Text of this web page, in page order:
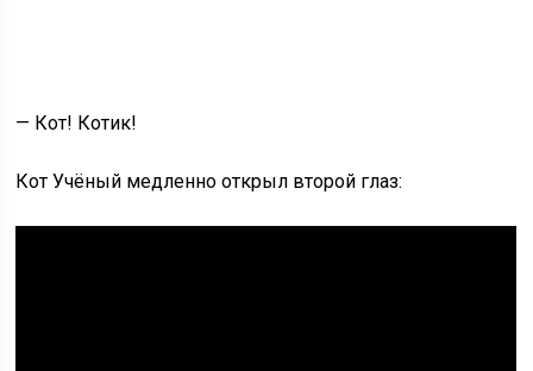
— Кот! Котик!
Кот Учёный медленно открыл второй глаз: